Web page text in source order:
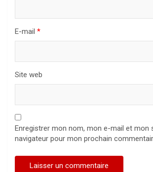
E-mail *
Site web
Enregistrer mon nom, mon e-mail et mon
navigateur pour mon prochain